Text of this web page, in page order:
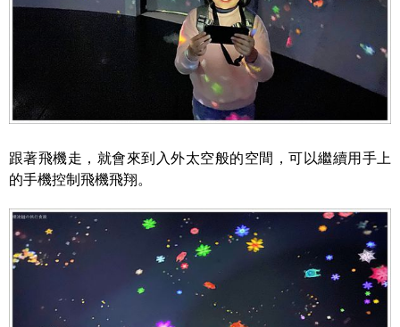
跟著飛機走，就會來到入外太空般的空間，可以繼續用手上
的手機控制飛機飛翔。